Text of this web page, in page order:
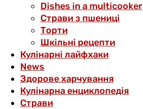
Dishes in a multicooker
Страви з пшениці
Торти
Шкільні рецепти
Кулінарні лайфхаки
News
Здорове харчування
Кулінарна енциклопедія
Страви